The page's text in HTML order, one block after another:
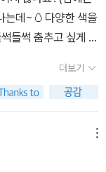
나는 아이들의 눈빛
의미를만날 때 마다
풀어내어색을 통해
달록한 색만큼 마음
추천드려요🫶.하
것들”이라는 메시
고 있어유아 뿐만 아
는데~🥚다양한 색을
들썩 춤추고 싶게 만
랐던 사실을 알게
품을 배우게되는 그
보고풍선알도 꾸며
you💟×@birbirs#
책#초등저학년추
더보기